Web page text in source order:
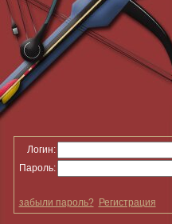
Логин:
Пароль:
забыли пароль? Регистрация